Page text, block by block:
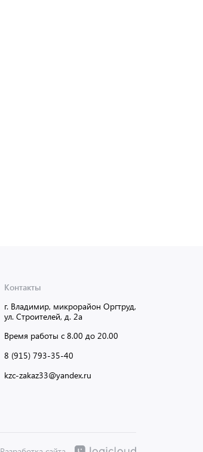
Контакты
г. Владимир, микрорайон Оргтруд,
ул. Строителей, д. 2а
Время работы с 8.00 до 20.00
8 (915) 793-35-40
kzc-zakaz33@yandex.ru